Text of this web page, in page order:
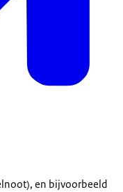
en bijvoorbeeld